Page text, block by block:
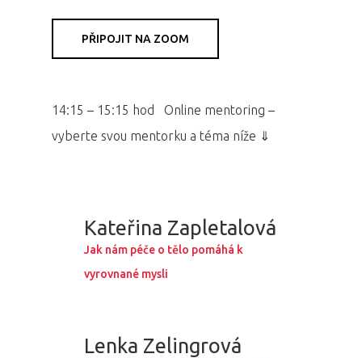
PŘIPOJIT NA ZOOM
14:15 – 15:15 hod Online mentoring –
vyberte svou mentorku a téma níže ⇓
Kateřina Zapletalová
Jak nám péče o tělo pomáhá k
vyrovnané mysli
Lenka Zelingrová